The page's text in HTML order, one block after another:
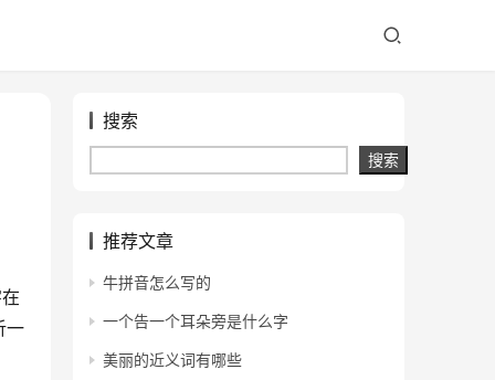
一
搜索
搜索
推荐文章
牛拼音怎么写的
一个告一个耳朵旁是什么字
美丽的近义词有哪些